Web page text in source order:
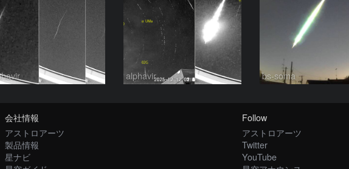
alphavir bs-soma
会社情報
アストロアーツ
製品情報
星ナビ
Follow
アストロアーツ
Twitter
YouTube